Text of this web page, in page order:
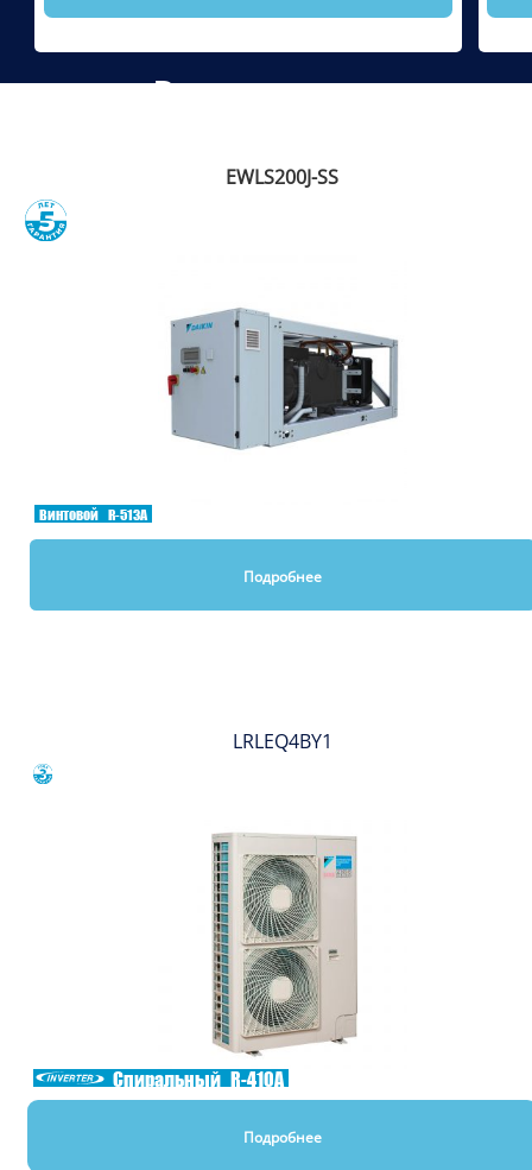
Рекомендуем
EWLS200J-SS
Винтовой R-513A
Подробнее
LRLEQ4BY1
Спиральный R-410A
Подробнее